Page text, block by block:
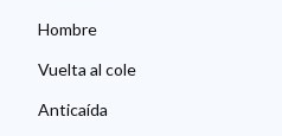
Hombre
Vuelta al cole
Anticaída